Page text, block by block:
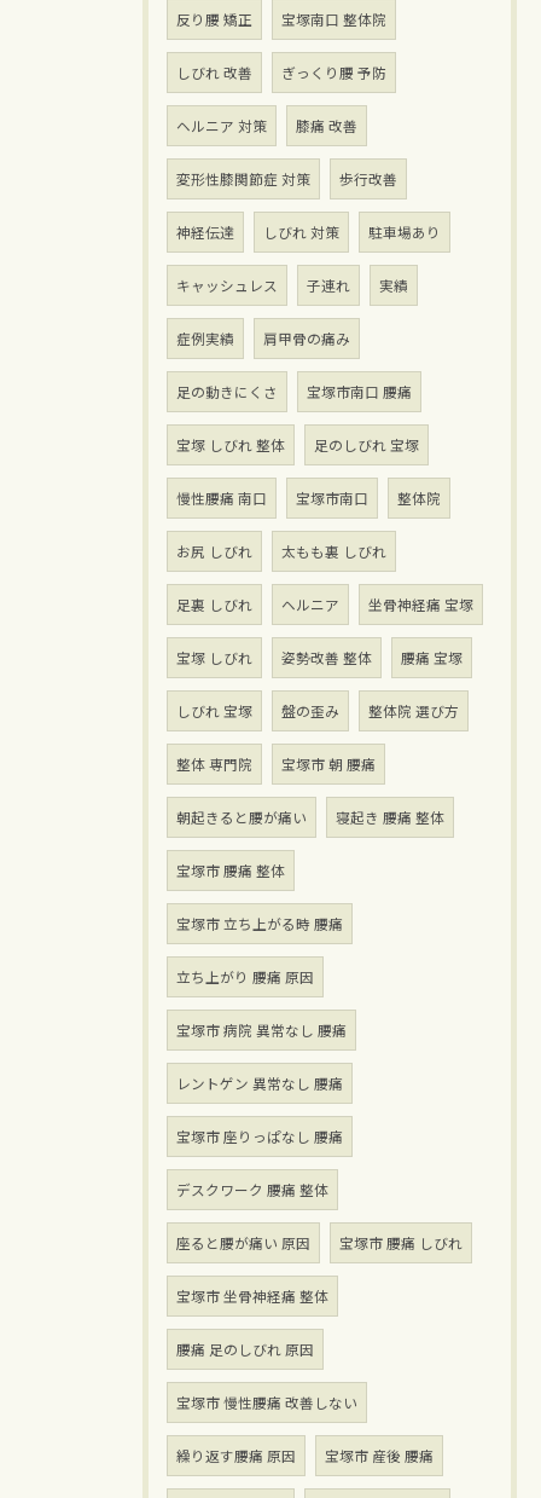
反り腰 矯正 宝塚南口 整体院
しびれ 改善 ぎっくり腰 予防
ヘルニア 対策 膝痛 改善
変形性膝関節症 対策 歩行改善
神経伝達 しびれ 対策 駐車場あり
キャッシュレス 子連れ 実績
症例実績 肩甲骨の痛み
足の動きにくさ 宝塚市南口 腰痛
宝塚 しびれ 整体 足のしびれ 宝塚
慢性腰痛 南口 宝塚市南口 整体院
お尻 しびれ 太もも裏 しびれ
足裏 しびれ ヘルニア 坐骨神経痛 宝塚
宝塚 しびれ 姿勢改善 整体 腰痛 宝塚
しびれ 宝塚 盤の歪み 整体院 選び方
整体 専門院 宝塚市 朝 腰痛
朝起きると腰が痛い 寝起き 腰痛 整体
宝塚市 腰痛 整体
宝塚市 立ち上がる時 腰痛
立ち上がり 腰痛 原因
宝塚市 病院 異常なし 腰痛
レントゲン 異常なし 腰痛
宝塚市 座りっぱなし 腰痛
デスクワーク 腰痛 整体
座ると腰が痛い 原因 宝塚市 腰痛 しびれ
宝塚市 坐骨神経痛 整体
腰痛 足のしびれ 原因
宝塚市 慢性腰痛 改善しない
繰り返す腰痛 原因 宝塚市 産後 腰痛